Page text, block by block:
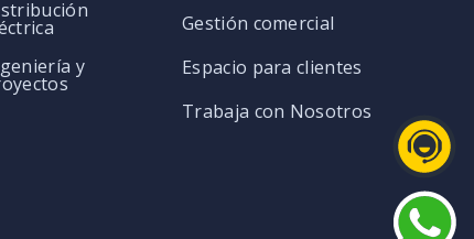
y
Gestión comercial
Espacio para clientes
Trabaja con Nosotros